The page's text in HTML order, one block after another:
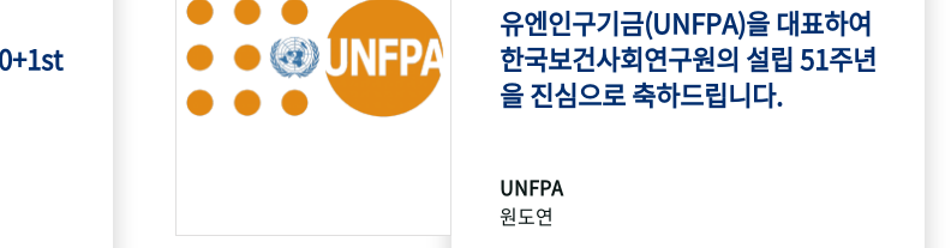
유엔인구기금(UNFPA)을 대표하여
한국보건사회연구원의 설립 51주년
을 진심으로 축하드립니다.
UNFPA
원도연